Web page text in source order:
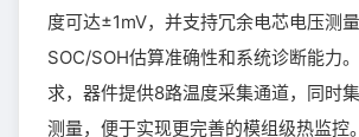
度可达±1mV，并支持冗余电芯电压测
SOC/SOH估算准确性和系统诊断能力
求，器件提供8路温度采集通道，同时
测量，便于实现更完善的模组级热监控。